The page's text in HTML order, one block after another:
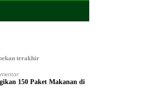
terakhir
150 Paket Makanan di